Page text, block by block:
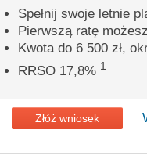
Spełnij swoje letnie
Pierwszą ratę
Kwota do 6 500 zł,
RRSO 17,8% 1
Złóż wniosek